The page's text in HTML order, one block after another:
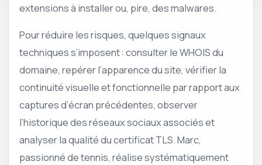
extensions à installer ou, pire, des malwares.
Pour réduire les risques, quelques signaux
techniques s’imposent : consulter le WHOIS du
domaine, repérer l’apparence du site, vérifier la
continuité visuelle et fonctionnelle par rapport aux
captures d’écran précédentes, observer
l’historique des réseaux sociaux associés et
analyser la qualité du certificat TLS. Marc,
passionné de tennis, réalise systématiquement